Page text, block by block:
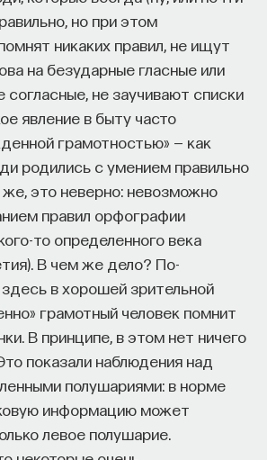
но при этом
никаких правил, не ищут
на безударные гласные или
согласные, не заучивают списки
явление в быту часто
грамотностью» — как
родились с умением правильно
же, это неверно: невозможно
правил орфографии
то определенного века
В чем же дело? По-
в хорошей зрительной
грамотный человек помнит
В принципе, в этом нет ничего
показали наблюдения над
полушариями: в норме
информацию может
левое полушарие.
появляются зависимость,
эйфории или азарта?
на работу мозга гормонов,
другие вопросы можно найти,
управляют нами»
вы научитесь:
в общих принципах
организма
в биохимических процессах
нейро- и психопатологий
связь своего поведения
нейромедиаторов